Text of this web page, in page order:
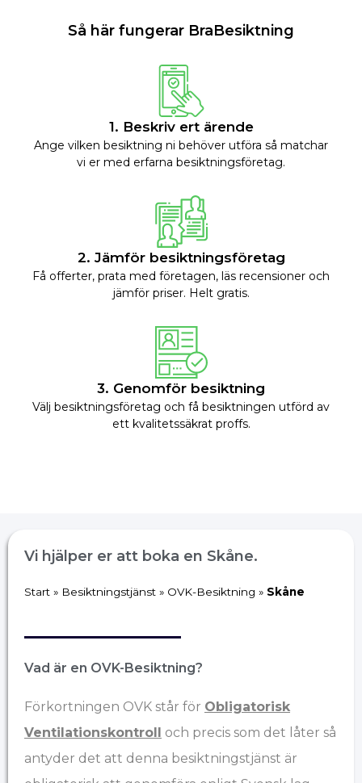
Så här fungerar BraBesiktning
1. Beskriv ert ärende
Ange vilken besiktning ni behöver utföra så matchar
vi er med erfarna besiktningsföretag.
2. Jämför besiktningsföretag
Få offerter, prata med företagen, läs recensioner och
jämför priser. Helt gratis.
3. Genomför besiktning
Välj besiktningsföretag och få besiktningen utförd av
ett kvalitetssäkrat proffs.
Vi hjälper er att boka en Skåne.
Start » Besiktningstjänst » OVK-Besiktning » Skåne
Vad är en OVK-Besiktning?
Förkortningen OVK står för Obligatorisk
Ventilationskontroll och precis som det låter så
antyder det att denna besiktningstjänst är